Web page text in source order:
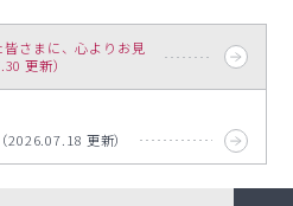
さまに、心よりお見
更新）
更新）